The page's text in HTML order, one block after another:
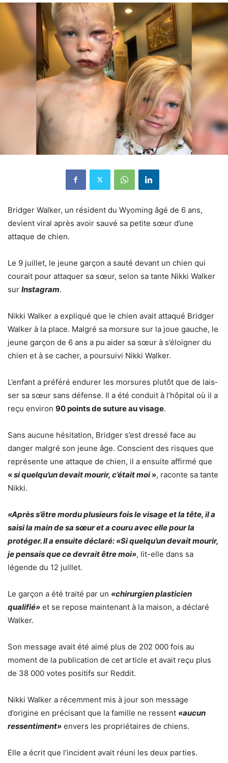
Bridger Walker, un résident du Wyoming âgé de 6 ans,
devient viral après avoir sauvé sa petite sœur d’une
attaque de chien.
Le 9 juillet, le jeune garçon a sauté devant un chien qui
courait pour attaquer sa sœur, selon sa tante Nikki Walker
sur Instagram.
Nikki Walker a expliqué que le chien avait attaqué Bridger
Walker à la place. Malgré sa morsure sur la joue gauche, le
jeune garçon de 6 ans a pu aider sa sœur à s’éloigner du
chien et à se cacher, a poursuivi Nikki Walker.
L’en­fant a préféré endu­rer les morsures plutôt que de lais­
ser sa sœur sans défense. Il a été conduit à l’hô­pi­tal où il a
reçu envi­ron 90 points de suture au visage.
Sans aucune hési­ta­tion, Brid­ger s’est dressé face au
danger malgré son jeune âge. Cons­cient des risques que
repré­sente une attaque de chien, il a ensuite affirmé que
«si quelqu’un devait mourir, c’était moi», raconte sa tante
Nikki.
«Après s’être mordu plusieurs fois le visage et la tête, il a
saisi la main de sa sœur et a couru avec elle pour la
protéger. Il a ensuite déclaré: «Si quelqu’un devait mourir,
je pensais que ce devrait être moi», lit-elle dans sa
légende du 12 juillet.
Le garçon a été traité par un «chirurgien plasticien
qualifié» et se repose maintenant à la maison, a déclaré
Walker.
Son message avait été aimé plus de 202 000 fois au
moment de la publication de cet article et avait reçu plus
de 38 000 votes positifs sur Reddit.
Nikki Walker a récemment mis à jour son message
d’origine en précisant que la famille ne ressent «aucun
ressentiment» envers les propriétaires de chiens.
Elle a écrit que l’incident avait réuni les deux parties.